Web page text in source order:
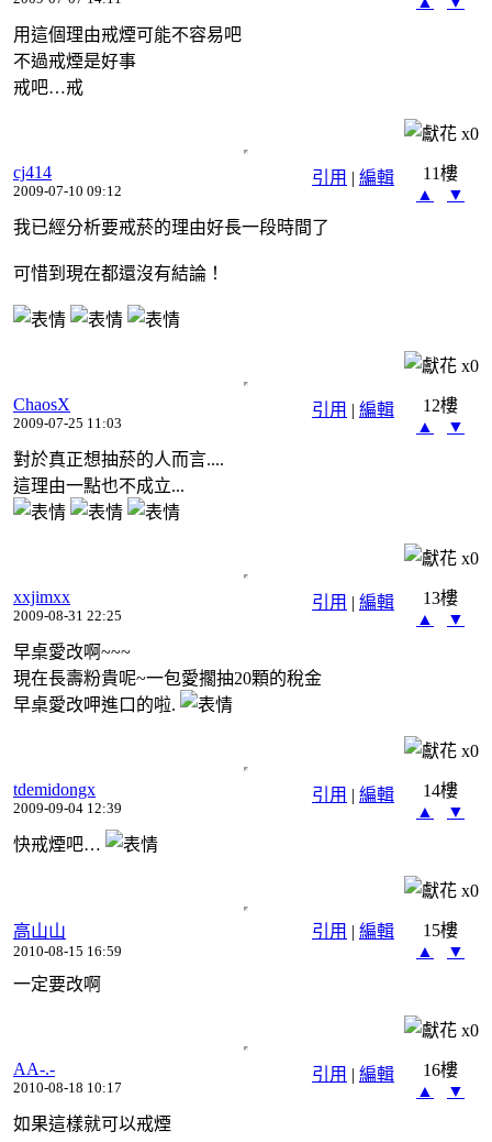
用這個理由戒煙可能不容易吧
不過戒煙是好事
戒吧…戒
x0
引用 | 編輯
cj414
2009-07-10 09:12
11樓
▲
▼
我已經分析要戒菸的理由好長一段時間了
可惜到現在都還沒有結論！
x0
引用 | 編輯
ChaosX
2009-07-25 11:03
12樓
▲
▼
對於真正想抽菸的人而言....
這理由一點也不成立...
x0
引用 | 編輯
xxjimxx
2009-08-31 22:25
13樓
▲
▼
早桌愛改啊~~~
現在長壽粉貴呢~一包愛擱抽20顆的稅金
早桌愛改呷進口的啦.
x0
引用 | 編輯
tdemidongx
2009-09-04 12:39
14樓
▲
▼
快戒煙吧…
x0
引用 | 編輯
高山山
2010-08-15 16:59
15樓
▲
▼
一定要改啊
x0
引用 | 編輯
AA-.-
2010-08-18 10:17
16樓
▲
▼
如果這樣就可以戒煙